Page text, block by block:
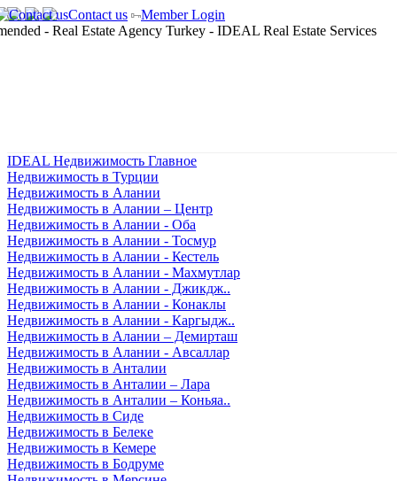
Contact us Member Login
IDEAL Недвижимость Главное
Недвижимость в Турции
Недвижимость в Алании
Недвижимость в Алании – Центр
Недвижимость в Алании - Оба
Недвижимость в Алании - Тосмур
Недвижимость в Алании - Кестель
Недвижимость в Алании - Махмутлар
Недвижимость в Алании - Джикдж..
Недвижимость в Алании - Конаклы
Недвижимость в Алании - Каргыдж..
Недвижимость в Алании – Демирташ
Недвижимость в Алании - Авсаллар
Недвижимость в Анталии
Недвижимость в Анталии – Лара
Недвижимость в Анталии – Коньяа..
Недвижимость в Сиде
Недвижимость в Белеке
Недвижимость в Кемере
Недвижимость в Бодруме